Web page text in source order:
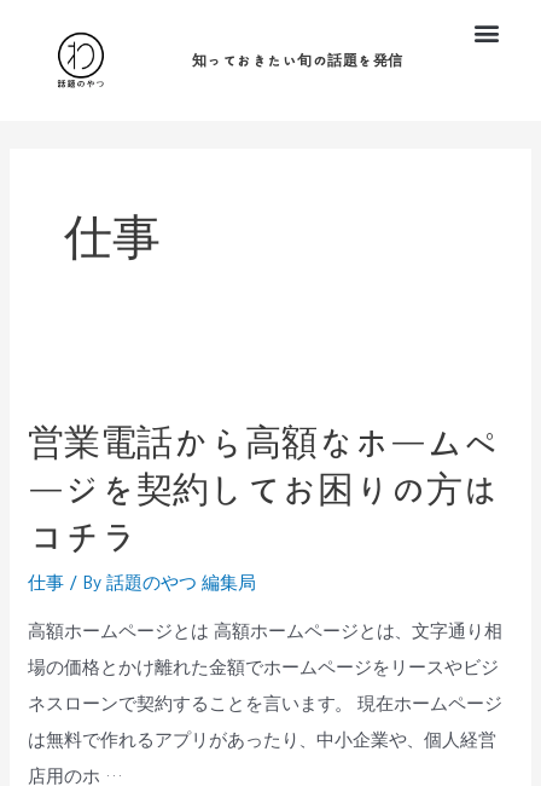
知っておきたい旬の話題を発信
仕事
営業電話から高額なホームペ
ージを契約してお困りの方は
コチラ
仕事 / By話題のやつ 編集局
高額ホームページとは 高額ホームページとは、文字通り相
場の価格とかけ離れた金額でホームページをリースやビジ
ネスローンで契約することを言います。 現在ホームページ
は無料で作れるアプリがあったり、中小企業や、個人経営
店用のホ …
電
高
額
な
ホ
ー
ム